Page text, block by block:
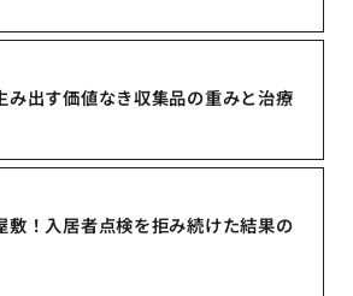
み出す価値なき収集品の重みと治療
敷！入居者点検を拒み続けた結果の